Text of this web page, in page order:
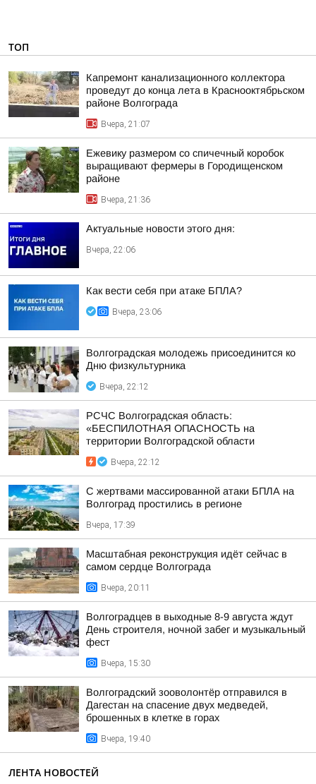
ТОП
Капремонт канализационного коллектора
проведут до конца лета в Краснооктябрьском
районе Волгограда
Вчера, 21:07
Ежевику размером со спичечный коробок
выращивают фермеры в Городищенском
районе
Вчера, 21:36
Актуальные новости этого дня:
Вчера, 22:06
Как вести себя при атаке БПЛА?
Вчера, 23:06
Волгоградская молодежь присоединится ко
Дню физкультурника
Вчера, 22:12
РСЧС Волгоградская область:
«БЕСПИЛОТНАЯ ОПАСНОСТЬ на
территории Волгоградской области
Вчера, 22:12
С жертвами массированной атаки БПЛА на
Волгоград простились в регионе
Вчера, 17:39
Масштабная реконструкция идёт сейчас в
самом сердце Волгограда
Вчера, 20:11
Волгоградцев в выходные 8-9 августа ждут
День строителя, ночной забег и музыкальный
фест
Вчера, 15:30
Волгоградский зооволонтёр отправился в
Дагестан на спасение двух медведей,
брошенных в клетке в горах
Вчера, 19:40
ЛЕНТА НОВОСТЕЙ